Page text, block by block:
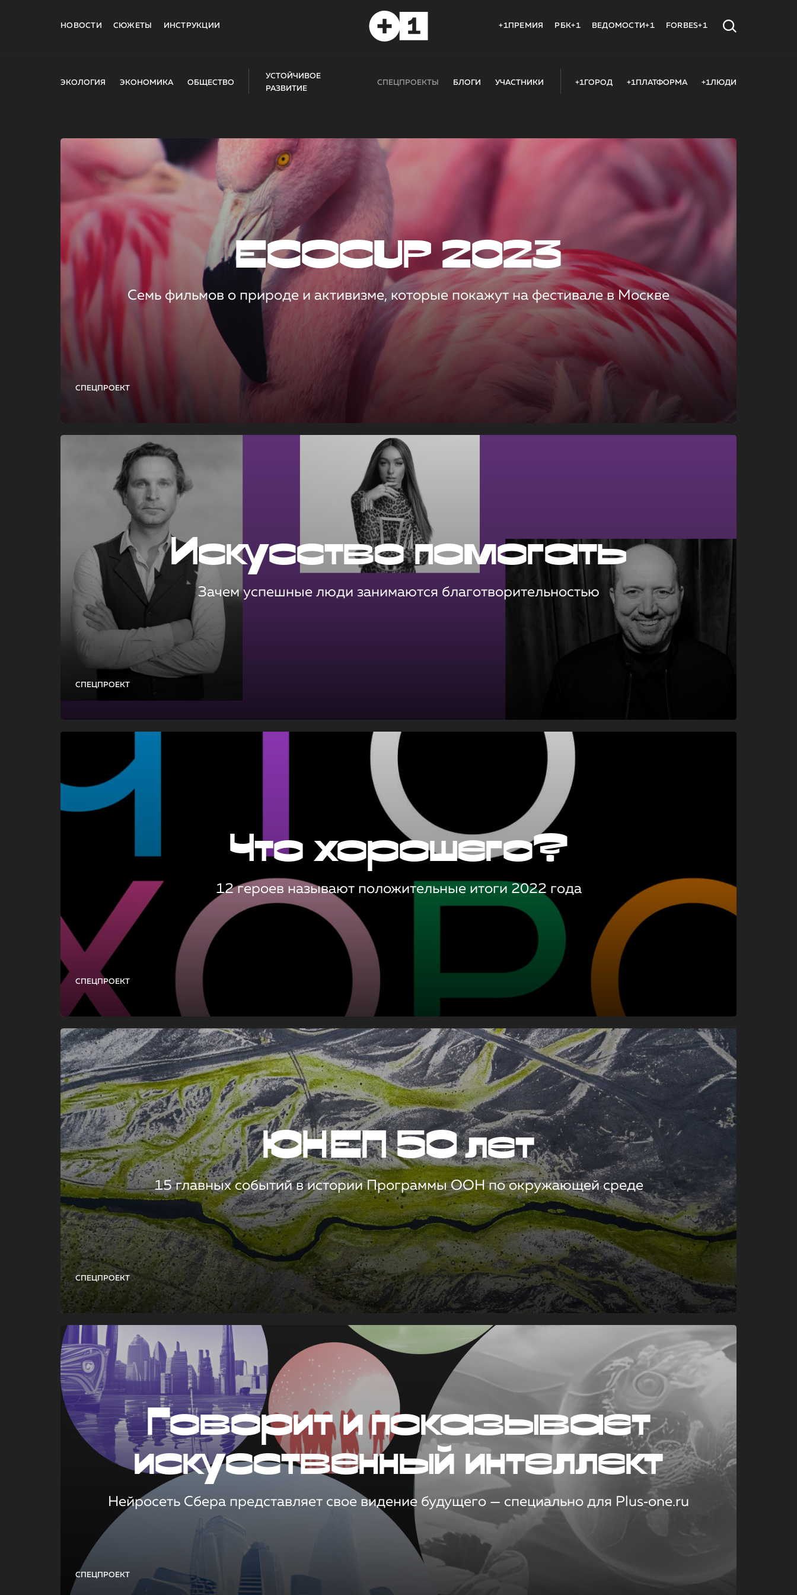
НОВОСТИ СЮЖЕТЫ ИНСТРУКЦИИ +1ПРЕМИЯ РБК+1 ВЕДОМОСТИ+1 FORBES+1
ЭКОЛОГИЯ ЭКОНОМИКА ОБЩЕСТВО
УСТОЙЧИВОЕ
РАЗВИТИЕ
СПЕЦПРОЕКТЫ БЛОГИ УЧАСТНИКИ +1ГОРОД +1ПЛАТФОРМА +1ЛЮДИ
СПЕЦПРОЕКТ
ECOCUP 2023
Семь фильмов о природе и активизме, которые покажут на фестивале в Москве
СПЕЦПРОЕКТ
Искусство помогать
Зачем успешные люди занимаются благотворительностью
СПЕЦПРОЕКТ
Что хорошего?
12 героев называют положительные итоги 2022 года
СПЕЦПРОЕКТ
ЮНЕП 50 лет
15 главных событий в истории Программы ООН по окружающей среде
СПЕЦПРОЕКТ
Говорит и показывает
искусственный интеллект
Нейросеть Сбера представляет свое видение будущего — специально для Plus‑one.ru